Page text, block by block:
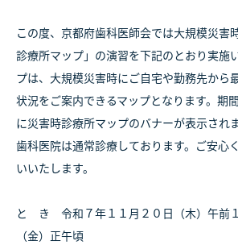
この度、京都府歯科医師会では大規模災害
診療所マップ」の演習を下記のとおり実施
プは、大規模災害時にご自宅や勤務先から
状況をご案内できるマップとなります。期
に災害時診療所マップのバナーが表示され
歯科医院は通常診療しております。ご安心
いいたします。
と き 令和７年１１月２０日（木）午前
（金）正午頃